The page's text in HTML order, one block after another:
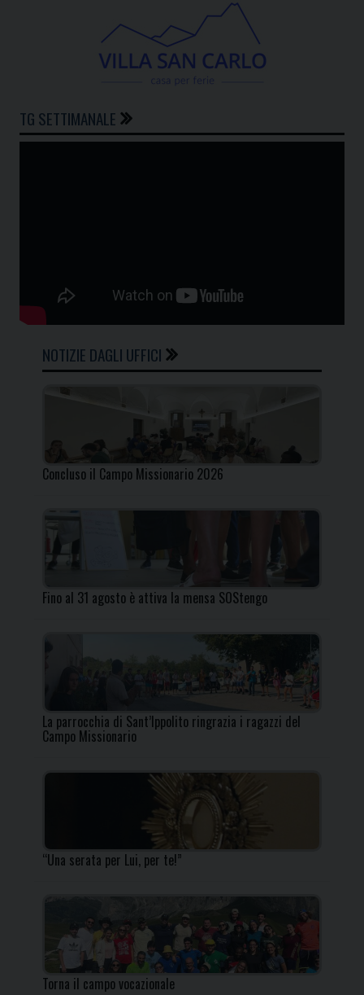
TG SETTIMANALE
NOTIZIE DAGLI UFFICI
Concluso il Campo Missionario 2026
Fino al 31 agosto è attiva la mensa SOStengo
La parrocchia di Sant’Ippolito ringrazia i ragazzi del
Campo Missionario
“Una serata per Lui, per te!”
Torna il campo vocazionale